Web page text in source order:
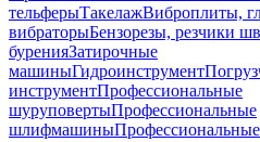
тельферыТакелажВиброплиты,
вибраторыБензорезы, резчики
буренияЗатирочные
машиныГидроинструмент
инструментПрофессиональные
шуруповертыПрофессиональные
шлифмашиныПрофессиональные